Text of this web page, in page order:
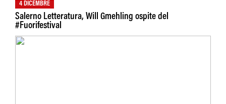
4 DICEMBRE
Salerno Letteratura, Will Gmehling ospite del
#Fuorifestival